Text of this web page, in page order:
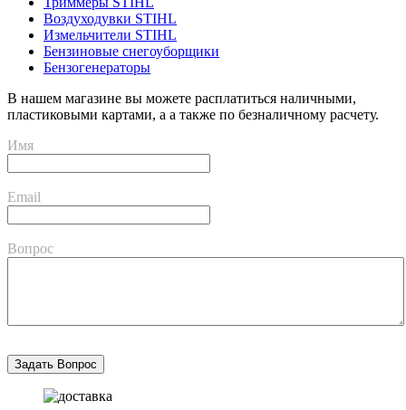
Воздуходувки STIHL
Измельчители STIHL
Бензиновые снегоуборщики
Бензогенераторы
В нашем магазине вы можете расплатиться наличными,
пластиковыми картами, а а также по безналичному расчету.
Имя
Email
Вопрос